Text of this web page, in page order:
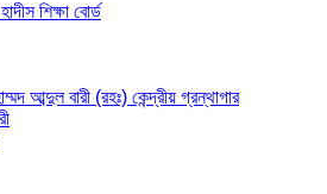
শিক্ষা বোর্ড
আব্দুল বারী (রহঃ) কেন্দ্রীয় গ্রন্থাগার